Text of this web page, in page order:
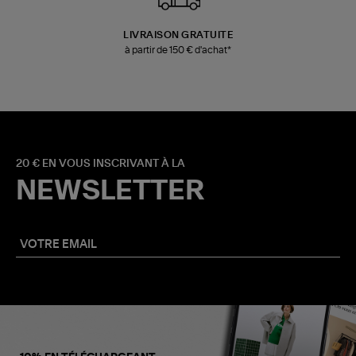
LIVRAISON GRATUITE
à partir de 150 € d'achat*
20 € EN VOUS INSCRIVANT À LA
NEWSLETTER